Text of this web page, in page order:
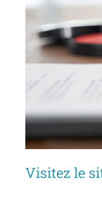
Visitez le